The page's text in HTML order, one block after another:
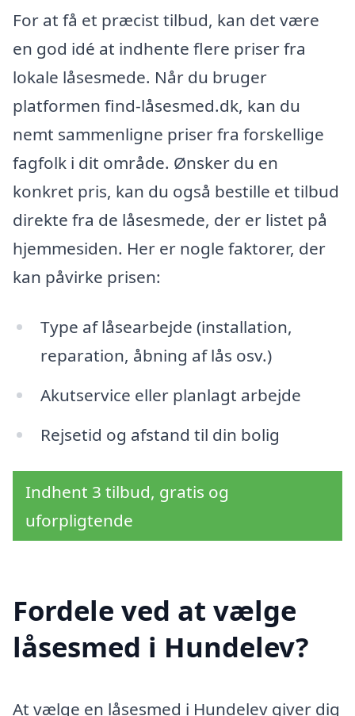
For at få et præcist tilbud, kan det være
en god idé at indhente flere priser fra
lokale låsesmede. Når du bruger
platformen find-låsesmed.dk, kan du
nemt sammenligne priser fra forskellige
fagfolk i dit område. Ønsker du en
konkret pris, kan du også bestille et tilbud
direkte fra de låsesmede, der er listet på
hjemmesiden. Her er nogle faktorer, der
kan påvirke prisen:
Type af låsearbejde (installation,
reparation, åbning af lås osv.)
Akutservice eller planlagt arbejde
Rejsetid og afstand til din bolig
Indhent 3 tilbud, gratis og
uforpligtende
Fordele ved at vælge
låsesmed i Hundelev?
At vælge en låsesmed i Hundelev giver dig